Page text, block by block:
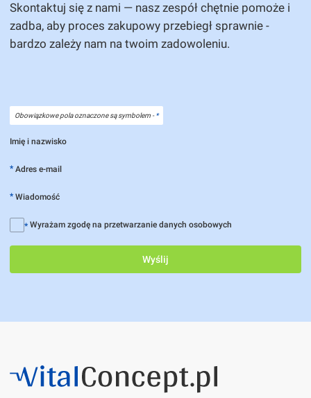
Skontaktuj się z nami — nasz zespół chętnie pomoże i
zadba, aby proces zakupowy przebiegł sprawnie -
bardzo zależy nam na twoim zadowoleniu.
Obowiązkowe pola oznaczone są symbolem -*
Imię i nazwisko
* Adres e-mail
* Wiadomość
* Wyrażam zgodę na przetwarzanie danych osobowych
Wyślij